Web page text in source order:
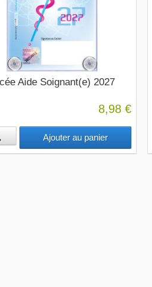
Aide Soignant(e) 2027
8,98 €
Ajouter au panier